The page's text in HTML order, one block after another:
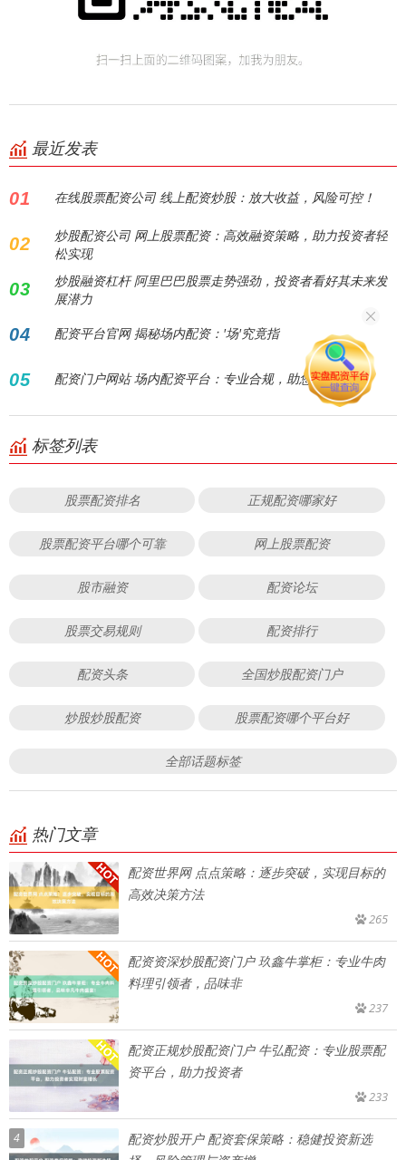
最近发表
01 在线股票配资公司 线上配资炒股：放大收益，风险可控！
02
炒股配资公司 网上股票配资：高效融资策略，助力投资者轻
松实现
03
炒股融资杠杆 阿里巴巴股票走势强劲，投资者看好其未来发
展潜力
04 配资平台官网 揭秘场内配资：'场'究竟指
05 配资门户网站 场内配资平台：专业合规，助您高效增值
标签列表
股票配资排名 正规配资哪家好
股票配资平台哪个可靠 网上股票配资
股市融资 配资论坛
股票交易规则 配资排行
配资头条 全国炒股配资门户
炒股炒股配资 股票配资哪个平台好
全部话题标签
热门文章
配资世界网 点点策略：逐步突破，实现目标的
高效决策方法
265
配资资深炒股配资门户 玖鑫牛掌柜：专业牛肉
料理引领者，品味非
237
配资正规炒股配资门户 牛弘配资：专业股票配
资平台，助力投资者
233
4
配资炒股开户 配资套保策略：稳健投资新选